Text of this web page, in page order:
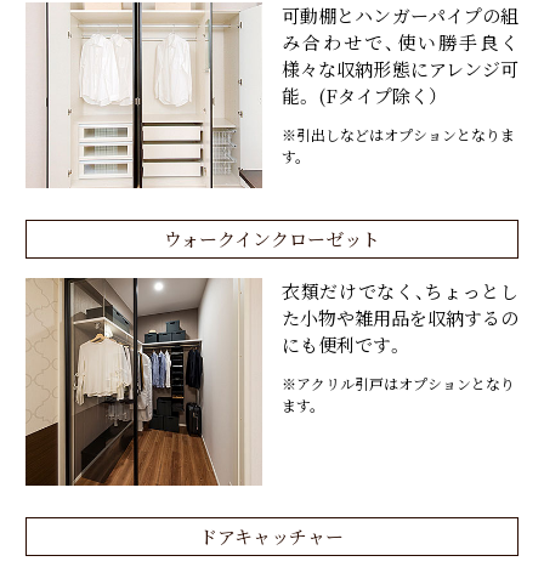
可動棚とハンガーパイプの組
み合わせで、使い勝手良く
様々な収納形態にアレンジ可
能。 (Fタイプ除く）
※引出しなどはオプションとなりま
す。
ウォークインクローゼット
衣類だけでなく、ちょっとし
た小物や雑用品を収納するの
にも便利です。
※アクリル引戸はオプションとなり
ます。
ドアキャッチャー